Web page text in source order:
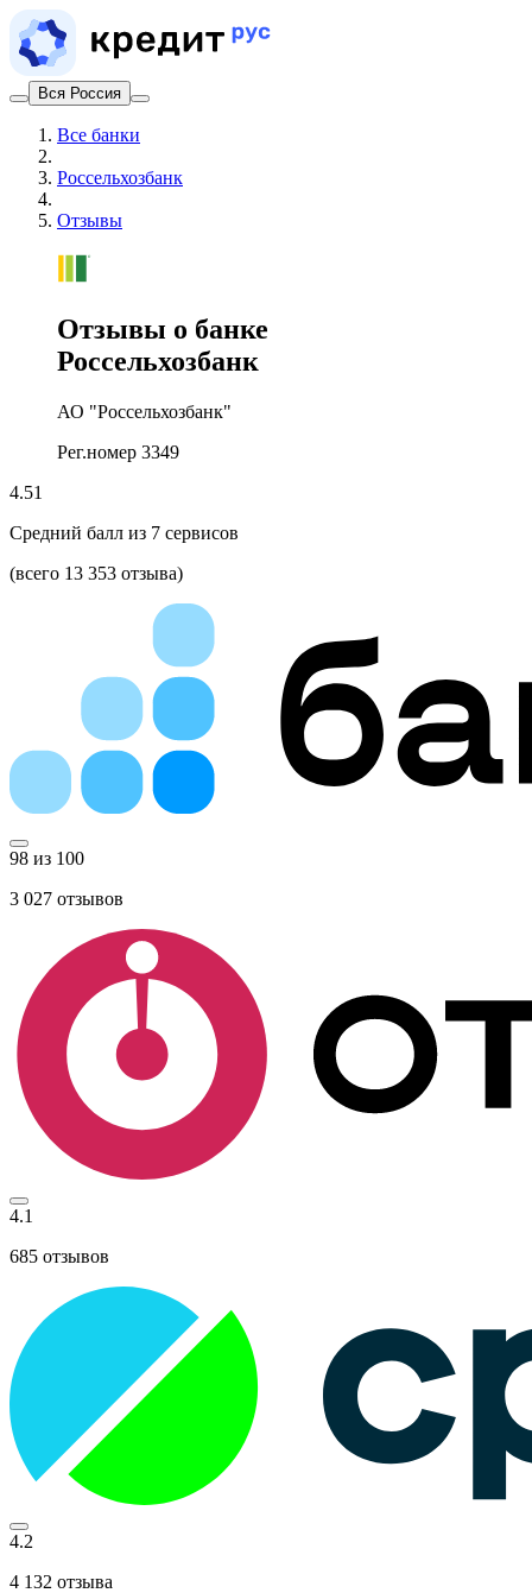
Вся Россия
Все банки
Россельхозбанк
Отзывы
Отзывы о банке
Россельхозбанк
АО "Россельхозбанк"
Рег.номер 3349
4.51
Средний балл из 7 сервисов
(всего 13 353 отзыва)
98 из 100
3 027 отзывов
4.1
685 отзывов
4.2
4 132 отзыва